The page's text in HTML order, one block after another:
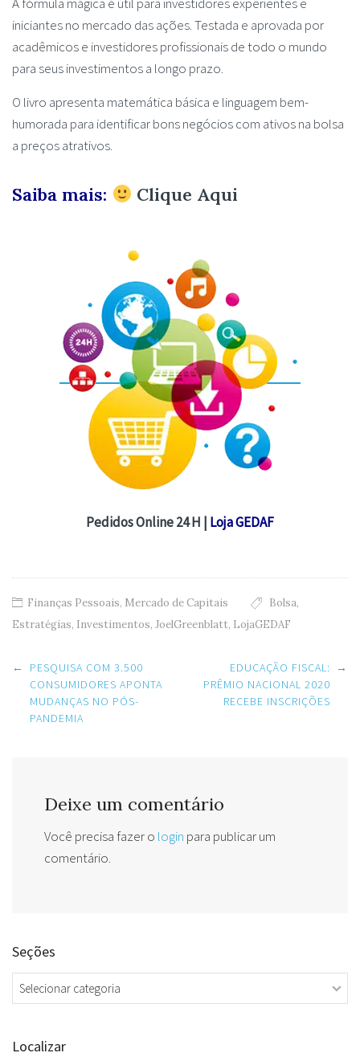
iniciantes no mercado das ações. Testada e aprovada por
acadêmicos e investidores profissionais de todo o mundo
para seus investimentos a longo prazo.
O livro apresenta matemática básica e linguagem bem-
humorada para identificar bons negócios com ativos na bolsa
a preços atrativos.
Saiba mais: Clique Aqui
Pedidos Online 24 H | Loja GEDAF
Finanças Pessoais, Mercado de Capitais Bolsa,
Estratégias, Investimentos, JoelGreenblatt, LojaGEDAF
Post
navigation
←
PESQUISA COM 3.500
CONSUMIDORES APONTA
MUDANÇAS NO PÓS-
PANDEMIA
EDUCAÇÃO FISCAL:
PRÊMIO NACIONAL 2020
RECEBE INSCRIÇÕES
→
Deixe um comentário
Você precisa fazer o login para publicar um
comentário.
Seções
Seções
Localizar